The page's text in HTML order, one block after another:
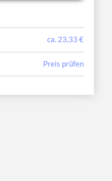
ca. 23,33 €
Preis prüfen